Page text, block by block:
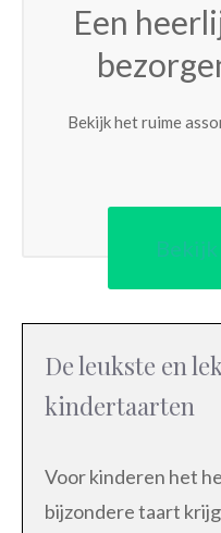
Een
Bekijk het ruime
De leukste en
kindertaarten
Voor kinderen het
bijzondere taart